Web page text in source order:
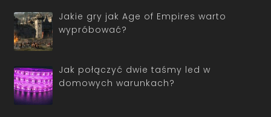
Jakie gry jak Age of Empires warto
wypróbować?
Jak połączyć dwie taśmy led w
domowych warunkach?